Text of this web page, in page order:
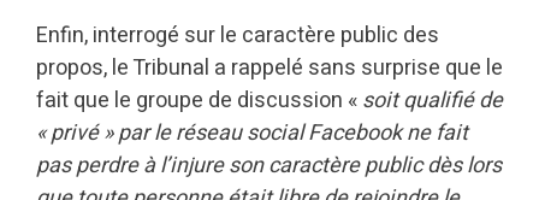
Enfin, interrogé sur le caractère public des
propos, le Tribunal a rappelé sans surprise que le
fait que le groupe de discussion «soit qualifié de
« privé » par le réseau social Facebook ne fait
pas perdre à l’injure son caractère public dès lors